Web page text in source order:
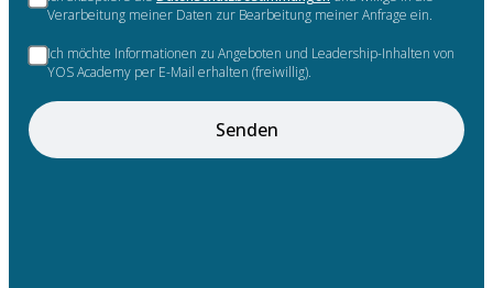
Verarbeitung meiner Daten zur Bearbeitung meiner Anfrage ein.
Ich möchte Informationen zu Angeboten und Leadership-Inhalten von
YOS Academy per E-Mail erhalten (freiwillig).
Senden